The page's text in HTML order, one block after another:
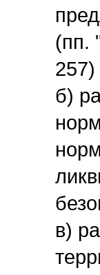
(пп.
257)
б)
в)